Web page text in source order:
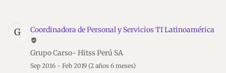
G Coordinadora de Personal y Servicios TI Latinoamérica
verified_user
Grupo Carso- Hitss Perú SA
Sep 2016 - Feb 2019 (2 años 6 meses)